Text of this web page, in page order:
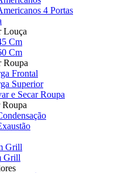
4 Portas
Louça
Cm
Cm
Roupa
Frontal
Superior
e Secar Roupa
Roupa
Grill
Grill